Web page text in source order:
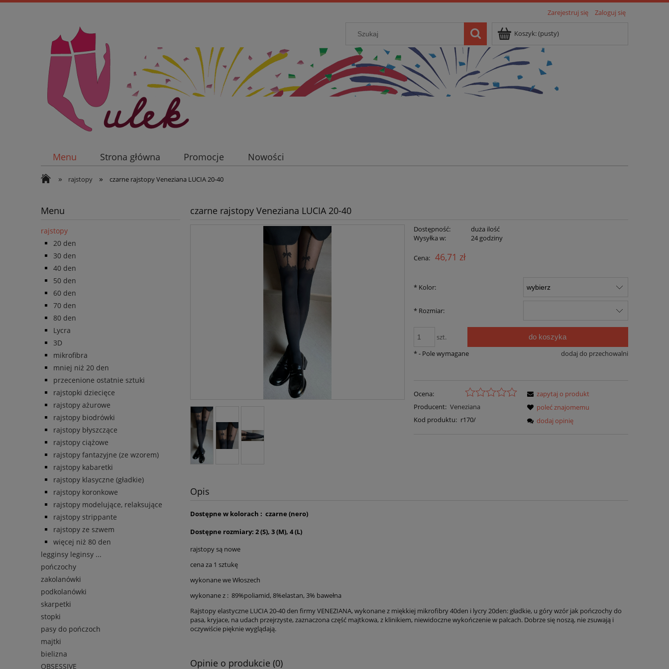
Zarejestruj się Zaloguj się
Koszyk:(pusty)
Menu Strona główna Promocje Nowości
» rajstopy » czarne rajstopy Veneziana LUCIA 20-40
Menu
rajstopy
20 den
30 den
40 den
50 den
60 den
70 den
80 den
Lycra
3D
mikrofibra
mniej niż 20 den
przecenione ostatnie sztuki
rajstopki dziecięce
rajstopy ażurowe
rajstopy biodrówki
rajstopy błyszczące
rajstopy ciążowe
rajstopy fantazyjne (ze wzorem)
rajstopy kabaretki
rajstopy klasyczne (gładkie)
rajstopy koronkowe
rajstopy modelujące, relaksujące
rajstopy strippante
rajstopy ze szwem
więcej niż 80 den
legginsy leginsy ...
pończochy
zakolanówki
podkolanówki
skarpetki
stopki
pasy do pończoch
majtki
bielizna
OBSESSIVE
czarne rajstopy Veneziana LUCIA 20-40
Dostępność:
duża ilość
Wysyłka w:
24 godziny
Cena: 46,71 zł
* Kolor:
* Rozmiar:
szt. do koszyka
dodaj do przechowalni
*- Pole wymagane
Ocena:
Producent: Veneziana
Kod produktu: r170/
zapytaj o produkt
poleć znajomemu
dodaj opinię
Opis
Dostępne w kolorach : czarne (nero)
Dostępne rozmiary: 2 (S), 3 (M), 4 (L)
rajstopy są nowe
cena za 1 sztukę
wykonane we Włoszech
wykonane z : 89%poliamid, 8%elastan, 3% bawełna
Rajstopy elastyczne LUCIA 20-40 den firmy VENEZIANA, wykonane z miękkiej mikrofibry 40den i lycry 20den: gładkie, u góry wzór jak pończochy do
pasa, kryjace, na udach przejrzyste, zaznaczona część majtkowa, z klinikiem, niewidoczne wykończenie w palcach. Dobrze się noszą, nie zsuwają i
oczywiście pięknie wyglądają.
Opinie o produkcie (0)